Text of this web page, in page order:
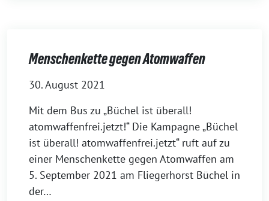
Menschenkette gegen Atomwaffen
30. August 2021
Mit dem Bus zu „Büchel ist überall!
atomwaffenfrei.jetzt!“ Die Kampagne „Büchel
ist überall! atomwaffenfrei.jetzt“ ruft auf zu
einer Menschenkette gegen Atomwaffen am
5. September 2021 am Fliegerhorst Büchel in
der…